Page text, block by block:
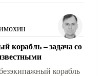
корабль – задача со
корабль